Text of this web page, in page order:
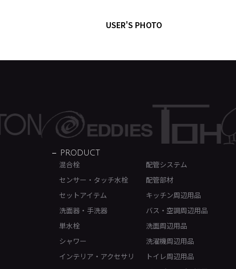
USER'S PHOTO
PRODUCT
混合栓
センサー・タッチ水栓
セットアイテム
洗面器・手洗器
単水栓
シャワー
インテリア・アクセサリ
配管システム
配管部材
キッチン周辺用品
バス・空調周辺用品
洗面周辺用品
洗濯機周辺用品
トイレ周辺用品